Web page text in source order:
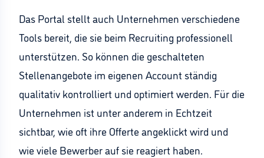
Das Portal stellt auch Unternehmen verschiedene
Tools bereit, die sie beim Recruiting professionell
unterstützen. So können die geschalteten
Stellenangebote im eigenen Account ständig
qualitativ kontrolliert und optimiert werden. Für die
Unternehmen ist unter anderem in Echtzeit
sichtbar, wie oft ihre Offerte angeklickt wird und
wie viele Bewerber auf sie reagiert haben.